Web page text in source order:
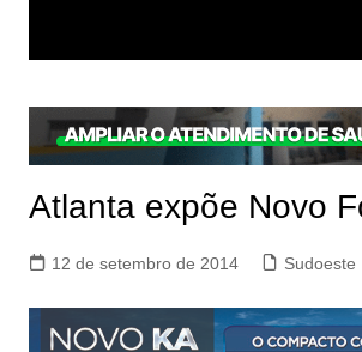
Atlanta expõe Novo
12 de setembro de 2014 Sudoeste